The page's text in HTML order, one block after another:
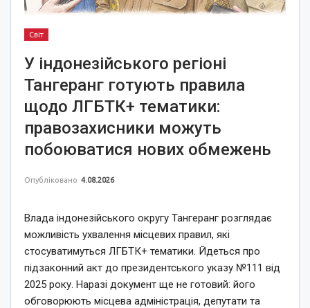
Світ
У індонезійського регіоні
Тангеранг готують правила
щодо ЛГБТК+ тематики:
правозахисники можуть
побоюватися нових обмежень
Опубліковано 4.08.2026
Влада індонезійського округу Тангеранг розглядає
можливість ухвалення місцевих правил, які
стосуватимуться ЛГБТК+ тематики. Йдеться про
підзаконний акт до президентського указу №111 від
2025 року. Наразі документ ще не готовий: його
обговорюють місцева адміністрація, депутати та